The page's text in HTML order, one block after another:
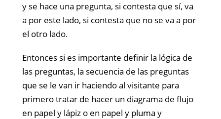
y se hace una pregunta, si contesta que sí, va
a por este lado, si contesta que no se va a por
el otro lado.
Entonces si es importante definir la lógica de
las preguntas, la secuencia de las preguntas
que se le van ir haciendo al visitante para
primero tratar de hacer un diagrama de flujo
en papel y lápiz o en papel y pluma y